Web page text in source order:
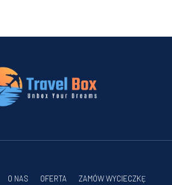
O NAS OFERTA
ZAMÓW WYCIECZKĘ